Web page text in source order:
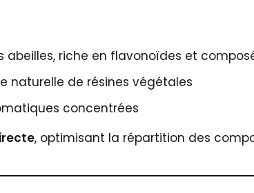
abeilles, riche en flavonoïdes et
naturelle de résines végétales
concentrées
, optimisant la répartition des